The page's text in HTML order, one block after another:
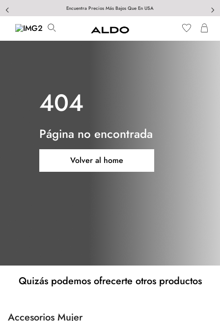
Encuentra Precios Más Bajos Que En USA
404
Página no encontrada
Volver al home
Quizás podemos ofrecerte otros productos
Accesorios Mujer